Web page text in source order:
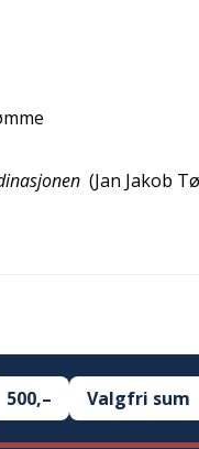
(Jan Jakob
500,– Valgfri sum